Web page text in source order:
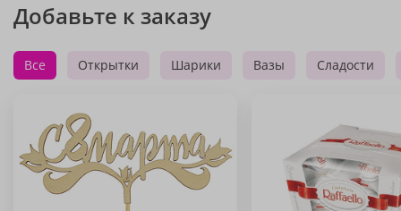
Добавьте к заказу
Все Открытки Шарики Вазы Сладости